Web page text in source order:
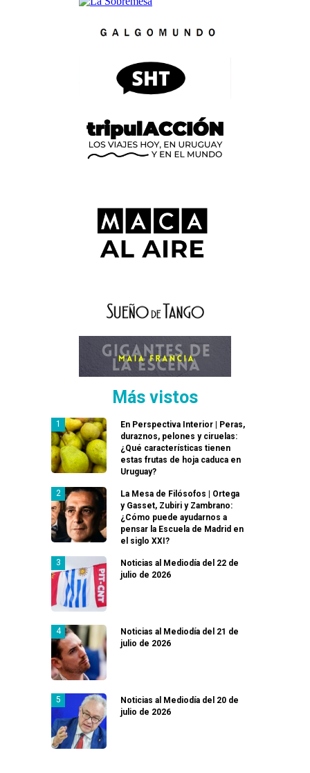
Más vistos
En Perspectiva Interior | Peras,
duraznos, pelones y ciruelas:
¿Qué características tienen
estas frutas de hoja caduca en
Uruguay?
La Mesa de Filósofos | Ortega
y Gasset, Zubiri y Zambrano:
¿Cómo puede ayudarnos a
pensar la Escuela de Madrid en
el siglo XXI?
Noticias al Mediodía del 22 de
julio de 2026
Noticias al Mediodía del 21 de
julio de 2026
Noticias al Mediodía del 20 de
julio de 2026